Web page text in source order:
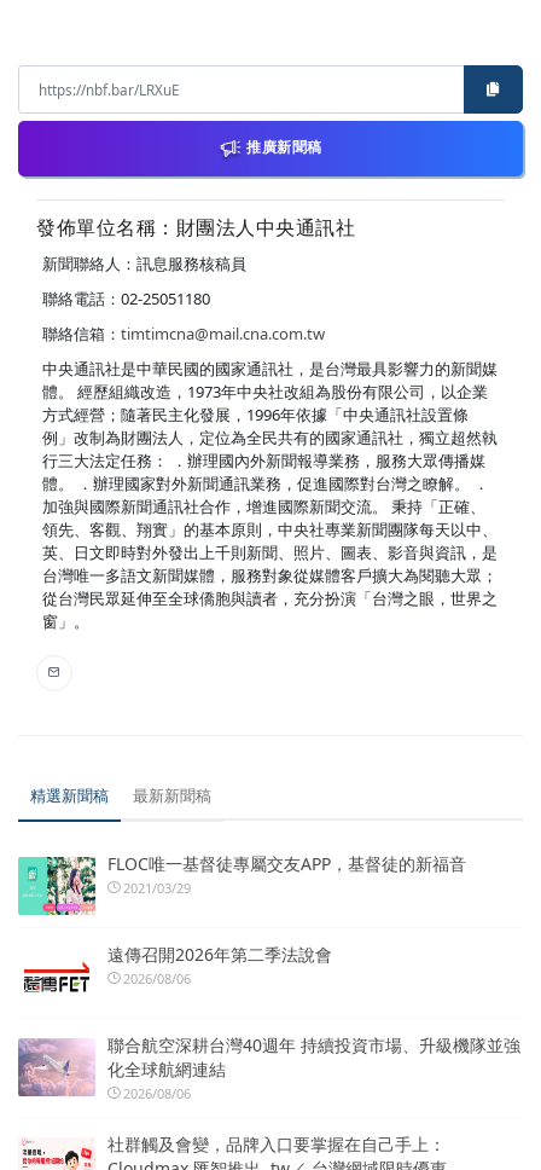
推廣新聞稿
發佈單位名稱：財團法人中央通訊社
新聞聯絡人：訊息服務核稿員
聯絡電話：02-25051180
聯絡信箱： timtimcna@mail.cna.com.tw
中央通訊社是中華民國的國家通訊社，是台灣最具影響力的新聞媒
體。 經歷組織改造，1973年中央社改組為股份有限公司，以企業
方式經營；隨著民主化發展，1996年依據「中央通訊社設置條
例」改制為財團法人，定位為全民共有的國家通訊社，獨立超然執
行三大法定任務： ．辦理國內外新聞報導業務，服務大眾傳播媒
體。 ．辦理國家對外新聞通訊業務，促進國際對台灣之瞭解。 ．
加強與國際新聞通訊社合作，增進國際新聞交流。 秉持「正確、
領先、客觀、翔實」的基本原則，中央社專業新聞團隊每天以中、
英、日文即時對外發出上千則新聞、照片、圖表、影音與資訊，是
台灣唯一多語文新聞媒體，服務對象從媒體客戶擴大為閱聽大眾；
從台灣民眾延伸至全球僑胞與讀者，充分扮演「台灣之眼，世界之
窗」。
精選新聞稿 最新新聞稿
FLOC唯一基督徒專屬交友APP，基督徒的新福音
2021/03/29
遠傳召開2026年第二季法說會
2026/08/06
聯合航空深耕台灣40週年 持續投資市場、升級機隊並強
化全球航網連結
2026/08/06
社群觸及會變，品牌入口要掌握在自己手上：